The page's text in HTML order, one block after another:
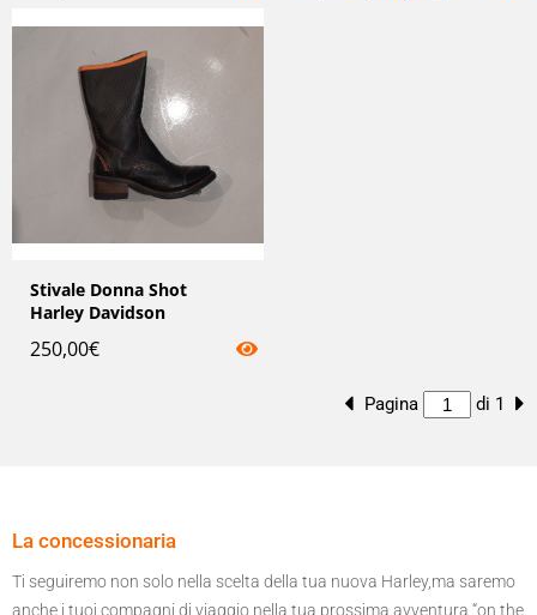
Stivale Donna Shot
Harley Davidson
250,00€
Pagina di 1
La concessionaria
Ti seguiremo non solo nella scelta della tua nuova Harley,ma saremo
anche i tuoi compagni di viaggio nella tua prossima avventura “on the